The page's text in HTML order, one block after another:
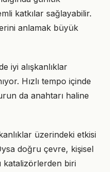
katkılar sağlayabilir.
anlamak büyük
iyi alışkanlıklar
Hızlı tempo içinde
da anahtarı haline
üzerindeki etkisi
doğru çevre, kişisel
katalizörlerden biri